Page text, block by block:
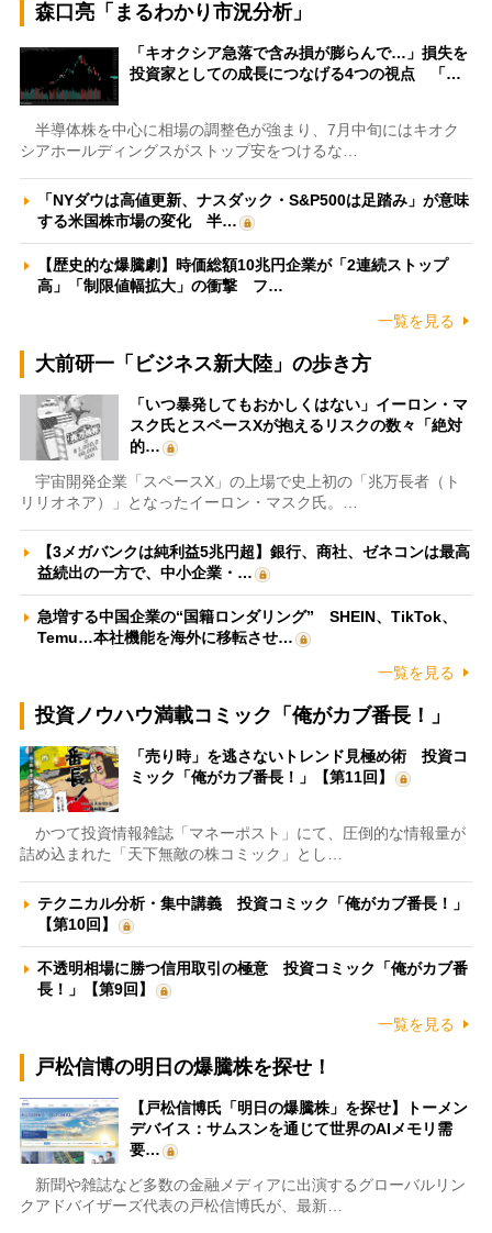
森口亮「まるわかり市況分析」
「キオクシア急落で含み損が膨らんで…」損失を
投資家としての成長につなげる4つの視点 「…
半導体株を中心に相場の調整色が強まり、7月中旬にはキオク
シアホールディングスがストップ安をつけるな…
「NYダウは高値更新、ナスダック・S&P500は足踏み」が意味
する米国株市場の変化 半…
【歴史的な爆騰劇】時価総額10兆円企業が「2連続ストップ
高」「制限値幅拡大」の衝撃 フ…
一覧を見る
大前研一「ビジネス新大陸」の歩き方
「いつ暴発してもおかしくはない」イーロン・マ
スク氏とスペースXが抱えるリスクの数々「絶対
的…
宇宙開発企業「スペースX」の上場で史上初の「兆万長者（ト
リリオネア）」となったイーロン・マスク氏。…
【3メガバンクは純利益5兆円超】銀行、商社、ゼネコンは最高
益続出の一方で、中小企業・…
急増する中国企業の“国籍ロンダリング” SHEIN、TikTok、
Temu…本社機能を海外に移転させ…
一覧を見る
投資ノウハウ満載コミック「俺がカブ番長！」
「売り時」を逃さないトレンド見極め術 投資コ
ミック「俺がカブ番長！」【第11回】
かつて投資情報雑誌「マネーポスト」にて、圧倒的な情報量が
詰め込まれた「天下無敵の株コミック」とし…
テクニカル分析・集中講義 投資コミック「俺がカブ番長！」
【第10回】
不透明相場に勝つ信用取引の極意 投資コミック「俺がカブ番
長！」【第9回】
一覧を見る
戸松信博の明日の爆騰株を探せ！
【戸松信博氏「明日の爆騰株」を探せ】トーメン
デバイス：サムスンを通じて世界のAIメモリ需
要…
新聞や雑誌など多数の金融メディアに出演するグローバルリン
クアドバイザーズ代表の戸松信博氏が、最新…